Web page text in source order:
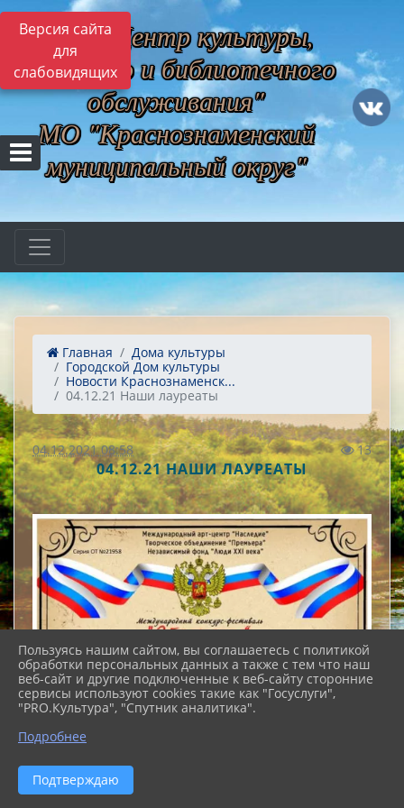
Версия сайта
для
слабовидящих
МБУ "Центр культуры,
музейного и библиотечного
обслуживания"
МО "Краснознаменский
муниципальный округ"
Главная
Дома культуры
Городской Дом культуры
Новости Краснознаменск...
04.12.21 Наши лауреаты
04.12.2021 08:58 13
04.12.21 НАШИ ЛАУРЕАТЫ
Пользуясь нашим сайтом, вы соглашаетесь с политикой
обработки персональных данных а также с тем что наш
веб-сайт и другие подключенные к веб-сайту сторонние
сервисы используют cookies такие как "Госуслуги",
"PRO.Культура", "Спутник аналитика".
Подробнее
Подтверждаю